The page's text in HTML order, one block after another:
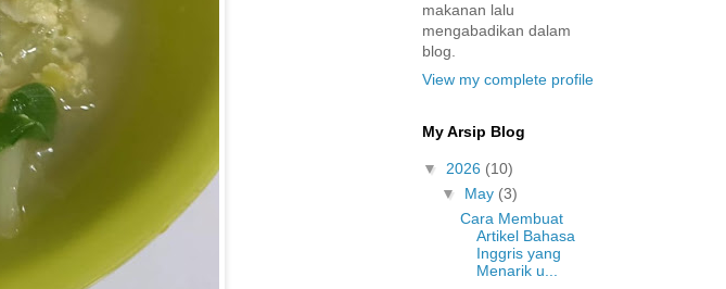
makanan lalu
mengabadikan dalam
blog.
View my complete profile
My Arsip Blog
▼ 2026 (10)
▼ May (3)
Cara Membuat
Artikel Bahasa
Inggris yang
Menarik u...